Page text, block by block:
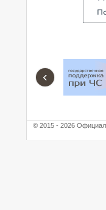
‹
© 2015 - 2026